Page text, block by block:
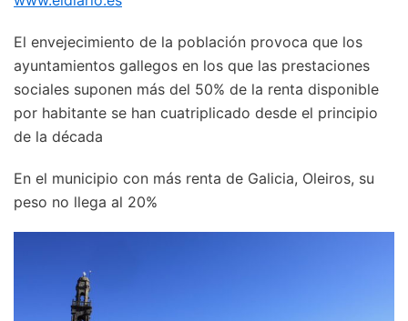
El envejecimiento de la población provoca que los
ayuntamientos gallegos en los que las prestaciones
sociales suponen más del 50% de la renta disponible
por habitante se han cuatriplicado desde el principio
de la década
En el municipio con más renta de Galicia, Oleiros, su
peso no llega al 20%